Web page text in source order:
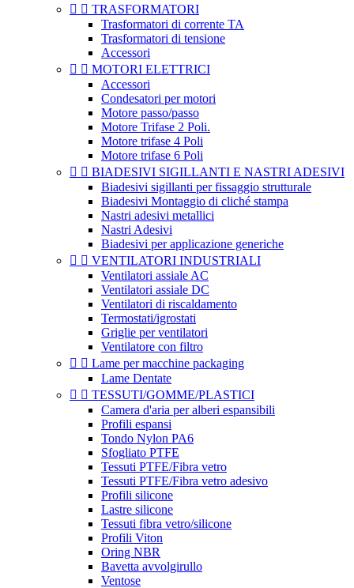
  TRASFORMATORI
Trasformatori di corrente TA
Trasformatori di tensione
Accessori
  MOTORI ELETTRICI
Accessori
Condesatori per motori
Motore passo/passo
Motore Trifase 2 Poli.
Motore trifase 4 Poli
Motore trifase 6 Poli
  BIADESIVI SIGILLANTI E NASTRI ADESIVI
Biadesivi sigillanti per fissaggio strutturale
Biadesivi Montaggio di cliché stampa
Nastri adesivi metallici
Nastri Adesivi
Biadesivi per applicazione generiche
  VENTILATORI INDUSTRIALI
Ventilatori assiale AC
Ventilatori assiale DC
Ventilatori di riscaldamento
Termostati/igrostati
Griglie per ventilatori
Ventilatore con filtro
  Lame per macchine packaging
Lame Dentate
  TESSUTI/GOMME/PLASTICI
Camera d'aria per alberi espansibili
Profili espansi
Tondo Nylon PA6
Sfogliato PTFE
Tessuti PTFE/Fibra vetro
Tessuti PTFE/Fibra vetro adesivo
Profili silicone
Lastre silicone
Tessuti fibra vetro/silicone
Profili Viton
Oring NBR
Bavetta avvolgirullo
Ventose